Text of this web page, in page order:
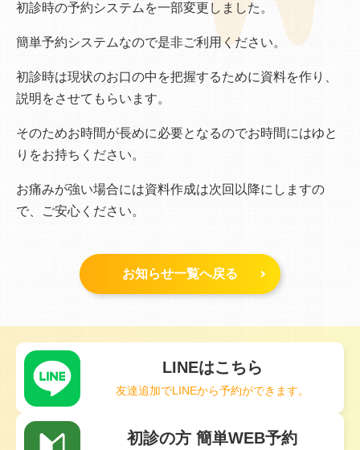
初診時の予約システムを一部変更しました。
簡単予約システムなので是非ご利用ください。
初診時は現状のお口の中を把握するために資料を作り、
説明をさせてもらいます。
そのためお時間が長めに必要となるのでお時間にはゆと
りをお持ちください。
お痛みが強い場合には資料作成は次回以降にしますの
で、ご安心ください。
お知らせ一覧へ戻る
LINEはこちら
友達追加でLINEから予約ができます。
初診の方 簡単WEB予約